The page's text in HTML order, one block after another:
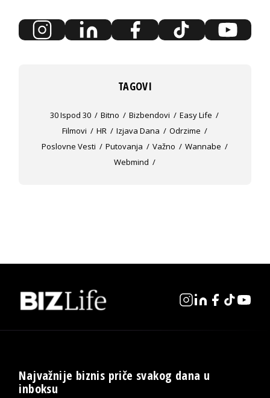
TAGOVI
30 Ispod 30 Bitno Bizbendovi
Easy Life
Filmovi
HR Izjava Dana
Odrzime
Poslovne Vesti
Putovanja Važno
Wannabe
Webmind
Najvažnije biznis priče svakog dana u
inboksu